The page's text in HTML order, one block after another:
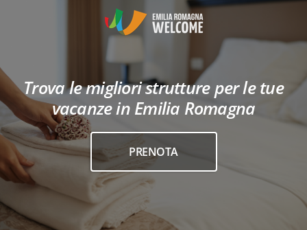
Trova le migliori strutture per le tue
vacanze in Emilia Romagna
PRENOTA